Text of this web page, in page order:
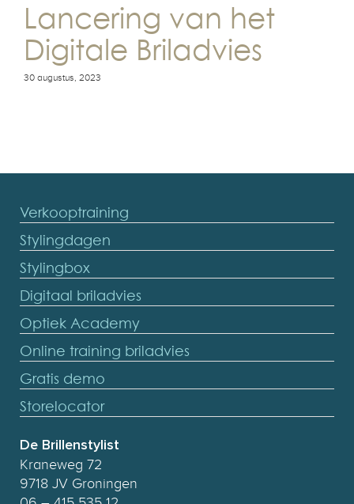
Lancering van het
Digitale Briladvies
30 augustus, 2023
Verkooptraining
Stylingdagen
Stylingbox
Digitaal briladvies
Optiek Academy
Online training briladvies
Gratis demo
Storelocator
De Brillenstylist
Kraneweg 72
9718 JV Groningen